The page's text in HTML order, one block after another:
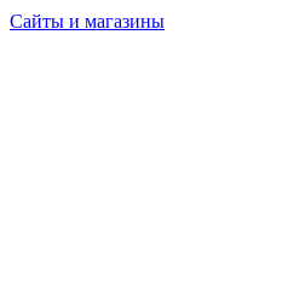
Сайты и магазины